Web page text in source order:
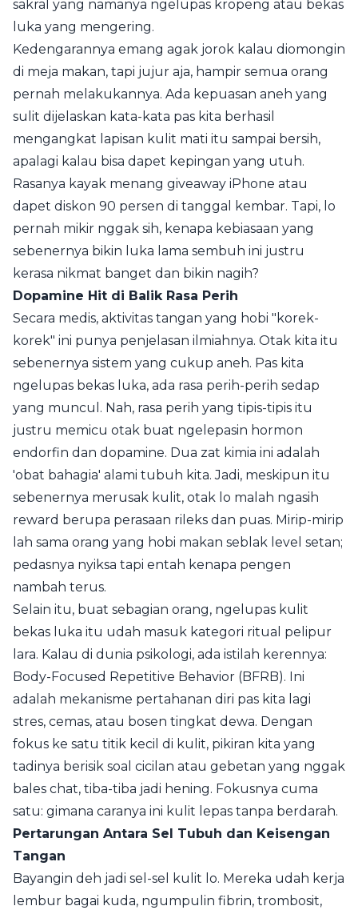
sakral yang namanya ngelupas kropeng atau bekas
luka yang mengering.
Kedengarannya emang agak jorok kalau diomongin
di meja makan, tapi jujur aja, hampir semua orang
pernah melakukannya. Ada kepuasan aneh yang
sulit dijelaskan kata-kata pas kita berhasil
mengangkat lapisan kulit mati itu sampai bersih,
apalagi kalau bisa dapet kepingan yang utuh.
Rasanya kayak menang giveaway iPhone atau
dapet diskon 90 persen di tanggal kembar. Tapi, lo
pernah mikir nggak sih, kenapa kebiasaan yang
sebenernya bikin luka lama sembuh ini justru
kerasa nikmat banget dan bikin nagih?
Dopamine Hit di Balik Rasa Perih
Secara medis, aktivitas tangan yang hobi "korek-
korek" ini punya penjelasan ilmiahnya. Otak kita itu
sebenernya sistem yang cukup aneh. Pas kita
ngelupas bekas luka, ada rasa perih-perih sedap
yang muncul. Nah, rasa perih yang tipis-tipis itu
justru memicu otak buat ngelepasin hormon
endorfin dan dopamine. Dua zat kimia ini adalah
'obat bahagia' alami tubuh kita. Jadi, meskipun itu
sebenernya merusak kulit, otak lo malah ngasih
reward berupa perasaan rileks dan puas. Mirip-mirip
lah sama orang yang hobi makan seblak level setan;
pedasnya nyiksa tapi entah kenapa pengen
nambah terus.
Selain itu, buat sebagian orang, ngelupas kulit
bekas luka itu udah masuk kategori ritual pelipur
lara. Kalau di dunia psikologi, ada istilah kerennya:
Body-Focused Repetitive Behavior (BFRB). Ini
adalah mekanisme pertahanan diri pas kita lagi
stres, cemas, atau bosen tingkat dewa. Dengan
fokus ke satu titik kecil di kulit, pikiran kita yang
tadinya berisik soal cicilan atau gebetan yang nggak
bales chat, tiba-tiba jadi hening. Fokusnya cuma
satu: gimana caranya ini kulit lepas tanpa berdarah.
Pertarungan Antara Sel Tubuh dan Keisengan
Tangan
Bayangin deh jadi sel-sel kulit lo. Mereka udah kerja
lembur bagai kuda, ngumpulin fibrin, trombosit,